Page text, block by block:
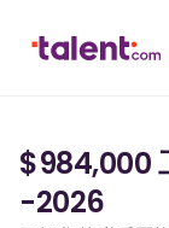
$984,000
-2026